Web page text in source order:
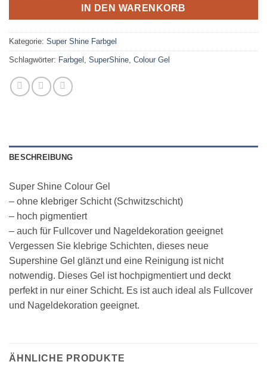
IN DEN WARENKORB
Kategorie: Super Shine Farbgel
Schlagwörter: Farbgel SuperShine Colour Gel
BESCHREIBUNG
Super Shine Colour Gel
– ohne klebriger Schicht (Schwitzschicht)
– hoch pigmentiert
– auch für Fullcover und Nageldekoration geeignet
Vergessen Sie klebrige Schichten, dieses neue
Supershine Gel glänzt und eine Reinigung ist nicht
notwendig. Dieses Gel ist hochpigmentiert und deckt
perfekt in nur einer Schicht. Es ist auch ideal als Fullcover
und Nageldekoration geeignet.
ÄHNLICHE PRODUKTE